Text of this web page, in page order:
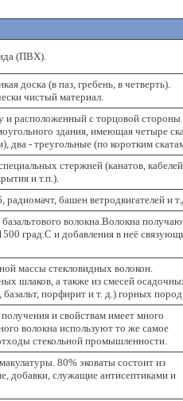
(ПВХ).
доска (в паз, гребень, в четверть).
чистый материал.
расположенный с торцовой стороны
здания, имеющая четыре
два - треугольные (по коротким
стержней (канатов,
и т.п.).
башен ветродвигателей и
волокна.Волокна
град.С и добавления в неё
массы стекловидных волокон.
шлаков, а также из смесей
порфирит и т. д.) горных пород.
и свойствам имеет много
волокна используют то же самое
стекольной промышленности.
80% эковаты состоит из
добавки, служащие антисептиками и